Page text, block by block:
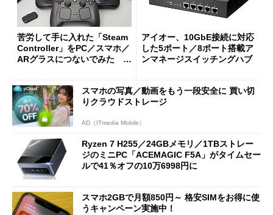
苦労して手に入れた「Steam
Controller」をPC／スマホ／
ARグラスにつないでみた ゲ
アイオー、10GbE接続に対応
した5ポート／8ポート搭載ア
ンマネージスイッチングハブ
スマホの写真／動画をもう一段安全に 買い切
りクラウドストレージ
AD（ITmedia Mobile）
Ryzen 7 H255／24GBメモリ／1TBストレー
ジのミニPC「ACEMAGIC F5A」がタイムセー
ルで41％オフの10万6998円に
スマホ2GBで月額850円～ 格安SIMをお得に使
うキャンペーン実施中！